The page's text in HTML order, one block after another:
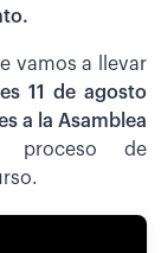
vamos a llevar
11 de agosto
a la Asamblea
de